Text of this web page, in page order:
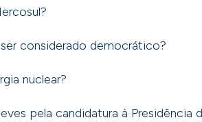
considerado democrático?
nuclear?
pela candidatura à Presidência